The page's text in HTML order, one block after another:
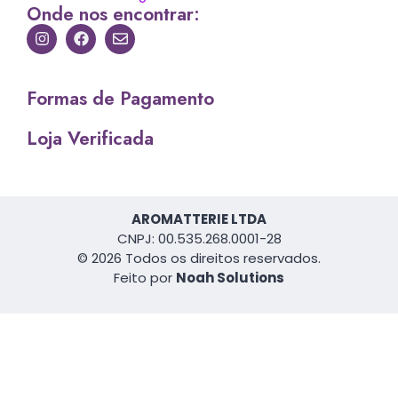
Onde nos encontrar:
Formas de Pagamento
Loja Verificada
AROMATTERIE LTDA
CNPJ: 00.535.268.0001-28
© 2026 Todos os direitos reservados.
Feito por Noah Solutions